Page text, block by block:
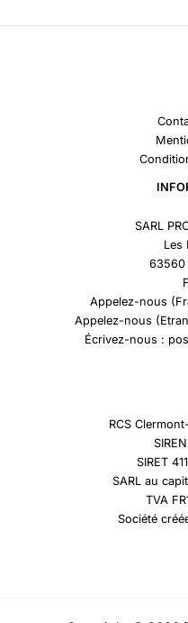
SARL
Les
63560
Appelez-nous
Appelez-nous
Écrivez-nous :
RCS
SIRET
SARL au
TVA
Société